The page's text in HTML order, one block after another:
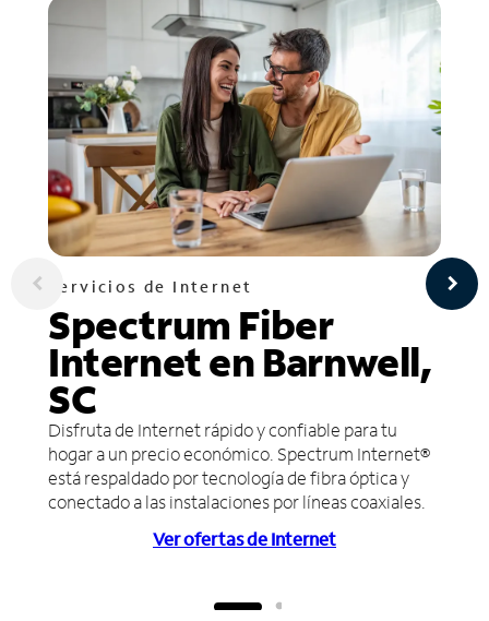
Servicios de Internet
Spectrum Fiber
Internet en Barnwell,
SC
Disfruta de Internet rápido y confiable para tu
hogar a un precio económico. Spectrum Internet®
está respaldado por tecnología de fibra óptica y
conectado a las instalaciones por líneas coaxiales.
Ver ofertas de Internet